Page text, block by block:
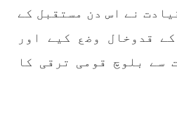
SHARE
نے اس دن مستقبل کے
قدوخال وضع کیے اور
سے بلوچ قومی ترقی کا